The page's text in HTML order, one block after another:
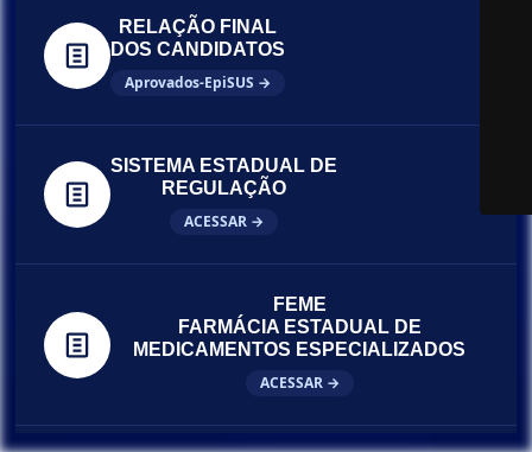
RELAÇÃO FINAL
DOS CANDIDATOS
Aprovados-EpiSUS →
SISTEMA ESTADUAL DE
REGULAÇÃO
ACESSAR →
FEME
FARMÁCIA ESTADUAL DE
MEDICAMENTOS ESPECIALIZADOS
ACESSAR →